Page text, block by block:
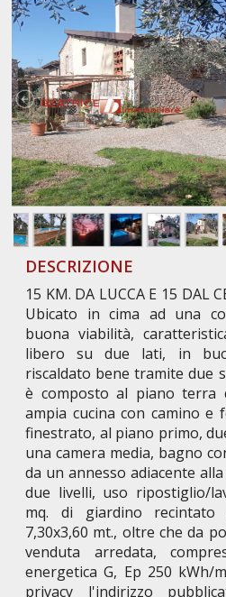
DESCRIZIONE
15 KM. DA LUCCA E 15 DAL
Ubicato in cima ad una
buona viabilità,
libero su due lati, in
riscaldato bene tramite due
è composto al piano terra
ampia cucina con camino e
finestrato, al piano primo,
una camera media, bagno
da un annesso adiacente
due livelli, uso ripostiglio/
mq. di giardino
7,30x3,60 mt., oltre che da
venduta arredata,
energetica G, Ep 250 kWh/
privacy l'indirizzo